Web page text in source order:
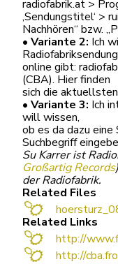
radiofabrik.at >
‚Sendungstitel‘ >
Nachhören“ bzw.
• Variante 2: Ich
online gibt:
(CBA). Hier finden
sich die
• Variante 3: Ich
will wissen,
ob es da dazu eine
Suchbegriff
Su Karrer ist
Großartig Records
der Radiofabrik.
Related Files
Related Links
http://
http://